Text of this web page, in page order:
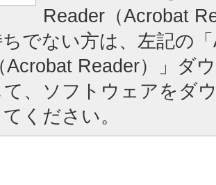
Reader（Acrobat
でない方は、左記の
Acrobat Reader）」ダ
て、ソフトウェアをダ
ください。